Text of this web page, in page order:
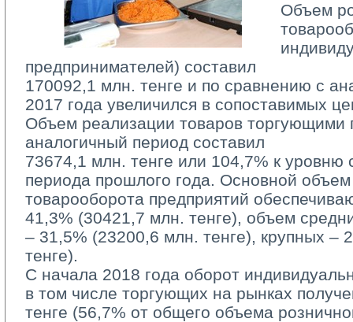
Объем
предпринимателей) составил
170092,1 млн. тенге и по сравнению с
2017 года увеличился в сопоставимых
Объем реализации товаров торгующими
аналогичный период составил
73674,1 млн. тенге или 104,7% к уровню
периода прошлого года. Основной объем
товарооборота предприятий
41,3% (30421,7 млн. тенге), объем
– 31,5% (23200,6 млн. тенге), крупных –
тенге).
С начала 2018 года оборот
в том числе торгующих на рынках
тенге (56,7% от общего объема